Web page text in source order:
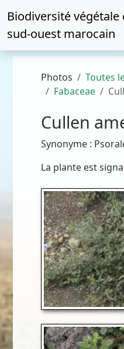
Biodiversité végétale
sud-ouest marocain
Photos
Toutes
Fabaceae
Cullen
Synonyme :
La plante est